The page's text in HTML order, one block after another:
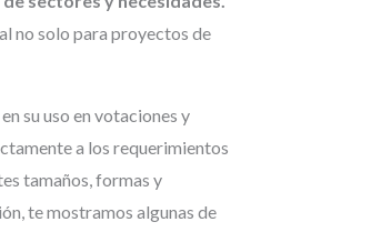
no solo para proyectos de
su uso en votaciones y
a los requerimientos
tamaños, formas y
te mostramos algunas de